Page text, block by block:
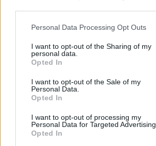
Personal Data Processing Opt Outs
I want to opt-out of the Sharing of my
personal data.
Opted In
I want to opt-out of the Sale of my
Personal Data.
Opted In
I want to opt-out of processing my
Personal Data for Targeted Advertising.
Opted In
ΕΠΙΚΑΙΡΟΤΗΤΑ
ΠΕΡΙΦΕΡΕΙΕΣ
OTA LEAKS